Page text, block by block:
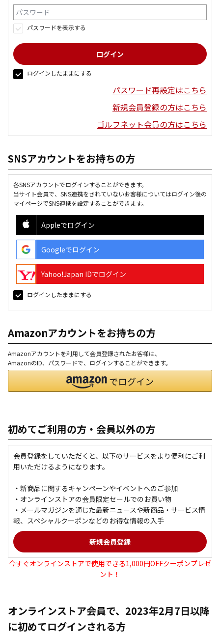
パスワードを表示する
ログインしたままにする
パスワード再設定はこちら
新規会員登録の方はこちら
ゴルフネット会員の方はこちら
SNSアカウントをお持ちの方
各SNSアカウントでログインすることができます。
当サイト会員で、SNS連携をされていないお客様についてはログイン後の
マイページでSNS連携を設定することができます。
Appleでログイン
Googleでログイン
Yahoo!Japan IDでログイン
ログインしたままにする
Amazonアカウントをお持ちの方
Amazonアカウントを利用して会員登録されたお客様は、
AmazonのID、パスワードで、ログインすることができます。
初めてご利用の方・会員以外の方
会員登録をしていただくと、以下のサービスをより便利にご利
用いただけるようになります。
・新商品に関するキャンペーンやイベントへのご参加
・オンラインストアの会員限定セールでのお買い物
・メールマガジンを通じた最新ニュースや新商品・サービス情
報、スペシャルクーポンなどのお得な情報の入手
今すぐオンラインストアで使用できる1,000円OFFクーポンプレゼ
ント！
オンラインストア会員で、2023年2月7日以降
に初めてログインされる方